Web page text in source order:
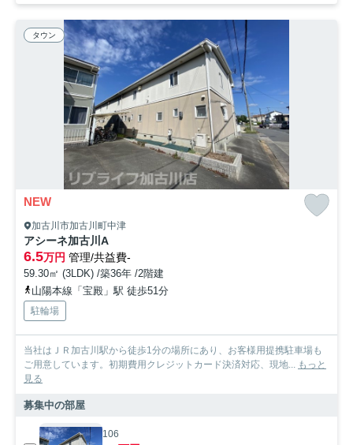
タウン
NEW
加古川市加古川町中津
アシーネ加古川A
6.5万円 管理/共益費-
59.30㎡ (3LDK) /築36年 /2階建
山陽本線「宝殿」駅 徒歩51分
駐輪場
当社はＪＲ加古川駅から徒歩1分の場所にあり、お客様用提携駐車場も
ご用意しています。初期費用クレジットカード決済対応、現地... もっと
見る
募集中の部屋
106